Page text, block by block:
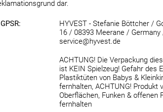
dar.
HYVEST - Stefanie Böttcher /
16 / 08393 Meerane / Germany
service@hyvest.de
ACHTUNG! Die Verpackung
ist KEIN Spielzeug! Gefahr des
Plastiktüten von Babys &
fernhalten, ACHTUNG! Produkt
Oberflächen, Funken & offenen
fernhalten